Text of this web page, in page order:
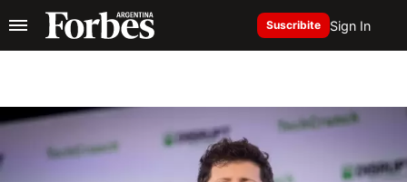
Suscribite Sign In